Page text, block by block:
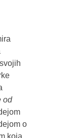
od
o
koja